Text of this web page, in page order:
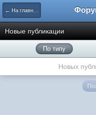
← На главную
Новые публикации
По типу
Новых